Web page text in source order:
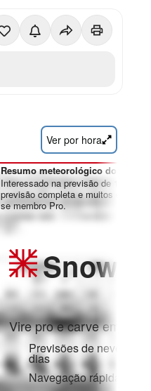
Ver por hora
Resumo meteorológico dos dias
Interessado na previsão de 16
previsão completa e muitos outros
se membro Pro.
Snow
Vire pro e carve em:
Previsões de neve
dias
Navegação rápida sem